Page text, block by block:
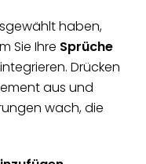
haben,
Sie Ihre Sprüche
integrieren. Drücken
aus und
wach, die